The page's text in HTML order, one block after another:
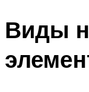
Виды